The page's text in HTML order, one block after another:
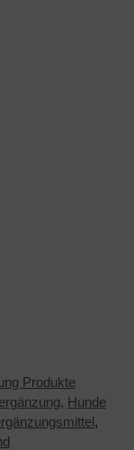
Produkte
, Hunde
,